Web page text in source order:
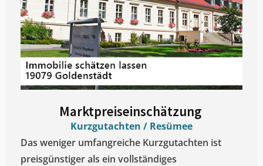
Marktpreiseinschätzung ​
Kurzgutachten / Resümee
Das weniger umfangreiche Kurzgutachten ist
preisgünstiger als ein vollständiges